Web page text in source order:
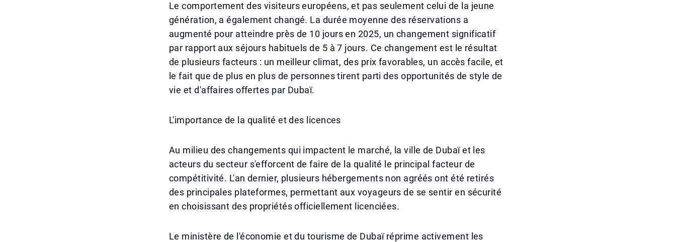
Le comportement des visiteurs européens, et pas seulement celui de la jeune
génération, a également changé. La durée moyenne des réservations a
augmenté pour atteindre près de 10 jours en 2025, un changement significatif
par rapport aux séjours habituels de 5 à 7 jours. Ce changement est le résultat
de plusieurs facteurs : un meilleur climat, des prix favorables, un accès facile, et
le fait que de plus en plus de personnes tirent parti des opportunités de style de
vie et d'affaires offertes par Dubaï.
L'importance de la qualité et des licences
Au milieu des changements qui impactent le marché, la ville de Dubaï et les
acteurs du secteur s'efforcent de faire de la qualité le principal facteur de
compétitivité. L'an dernier, plusieurs hébergements non agréés ont été retirés
des principales plateformes, permettant aux voyageurs de se sentir en sécurité
en choisissant des propriétés officiellement licenciées.
Le ministère de l'économie et du tourisme de Dubaï réprime activement les